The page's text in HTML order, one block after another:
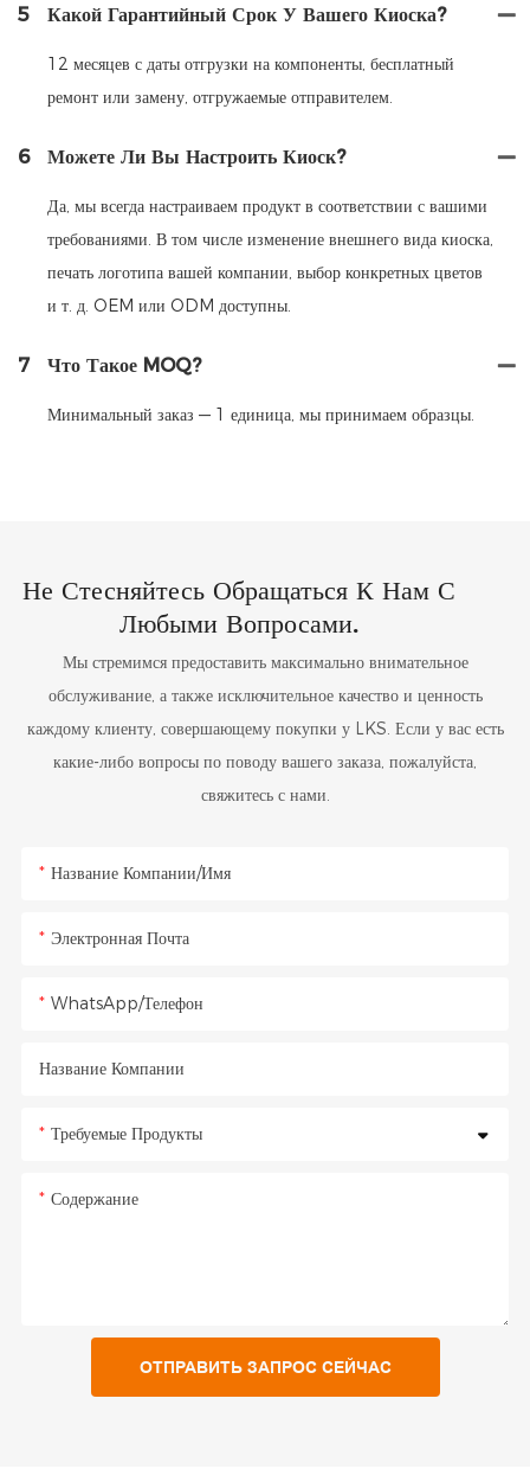
5 Какой Гарантийный Срок У Вашего Киоска?
12 месяцев с даты отгрузки на компоненты, бесплатный
ремонт или замену, отгружаемые отправителем.
6 Можете Ли Вы Настроить Киоск?
Да, мы всегда настраиваем продукт в соответствии с вашими
требованиями. В том числе изменение внешнего вида киоска,
печать логотипа вашей компании, выбор конкретных цветов
и т. д. OEM или ODM доступны.
7 Что Такое MOQ?
Минимальный заказ — 1 единица, мы принимаем образцы.
Не Стесняйтесь Обращаться К Нам С
Любыми Вопросами.
Мы стремимся предоставить максимально внимательное
обслуживание, а также исключительное качество и ценность
каждому клиенту, совершающему покупки у LKS. Если у вас есть
какие-либо вопросы по поводу вашего заказа, пожалуйста,
свяжитесь с нами.
Название Компании/Имя
Электронная Почта
WhatsApp/Телефон
Название Компании
Требуемые Продукты
Содержание
ОТПРАВИТЬ ЗАПРОС СЕЙЧАС